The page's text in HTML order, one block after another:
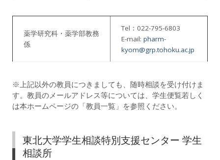
薬学研究科・薬学部教務
係
Tel：022-795-6803
E-mail: pharm-
kyom@grp.tohoku.ac.jp
※上記以外の教員につきましても、随時相談を受け付けま
す。教員のメールアドレス等については、学生便覧若しく
は本ホームページの「教員一覧」を参照ください。
東北大学学生相談特別支援センター 学生
相談所